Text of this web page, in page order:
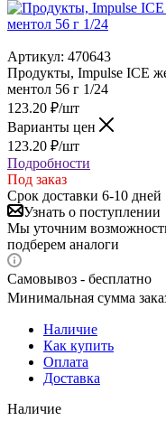
Артикул: 470643
Продукты, Impulse ICE
ментол 56 г 1/24
123.20 ₽/шт
Варианты цен
123.20 ₽/шт
Подробности
Под заказ
Срок доставки 6-10 дней
Узнать о поступлении
Мы уточним
подберем аналоги
Самовывоз - бесплатно
Минимальная сумма
Наличие
Как купить
Оплата
Доставка
Наличие